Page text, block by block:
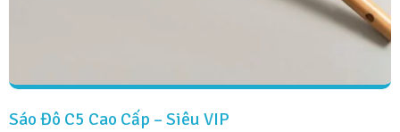
Sáo Đô C5 Cao Cấp – Siêu VIP